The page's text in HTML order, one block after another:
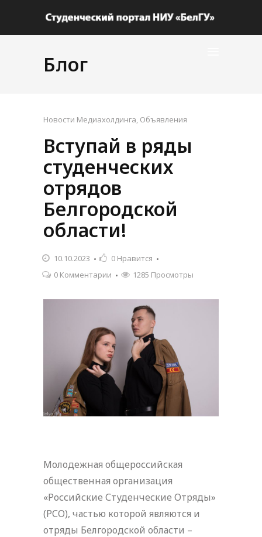
Блог
Новости Медиахолдинга, Объявления
Вступай в ряды
студенческих
отрядов
Белгородской
области!
10.10.2023 0 Нравится
0 Комментарии
1285 Просмотры
Молодежная общероссийская
общественная организация
«Российские Студенческие Отряды»
(РСО), частью которой являются и
отряды Белгородской области –